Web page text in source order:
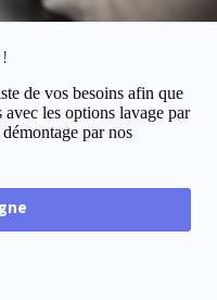
de vos besoins afin que
les options lavage par
par nos